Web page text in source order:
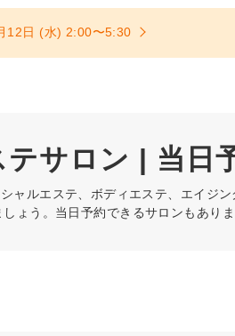
12日 (水) 2:00〜5:30
サロン | 当日
ャルエステ、ボディエステ、エイジ
ょう。当日予約できるサロンもありま